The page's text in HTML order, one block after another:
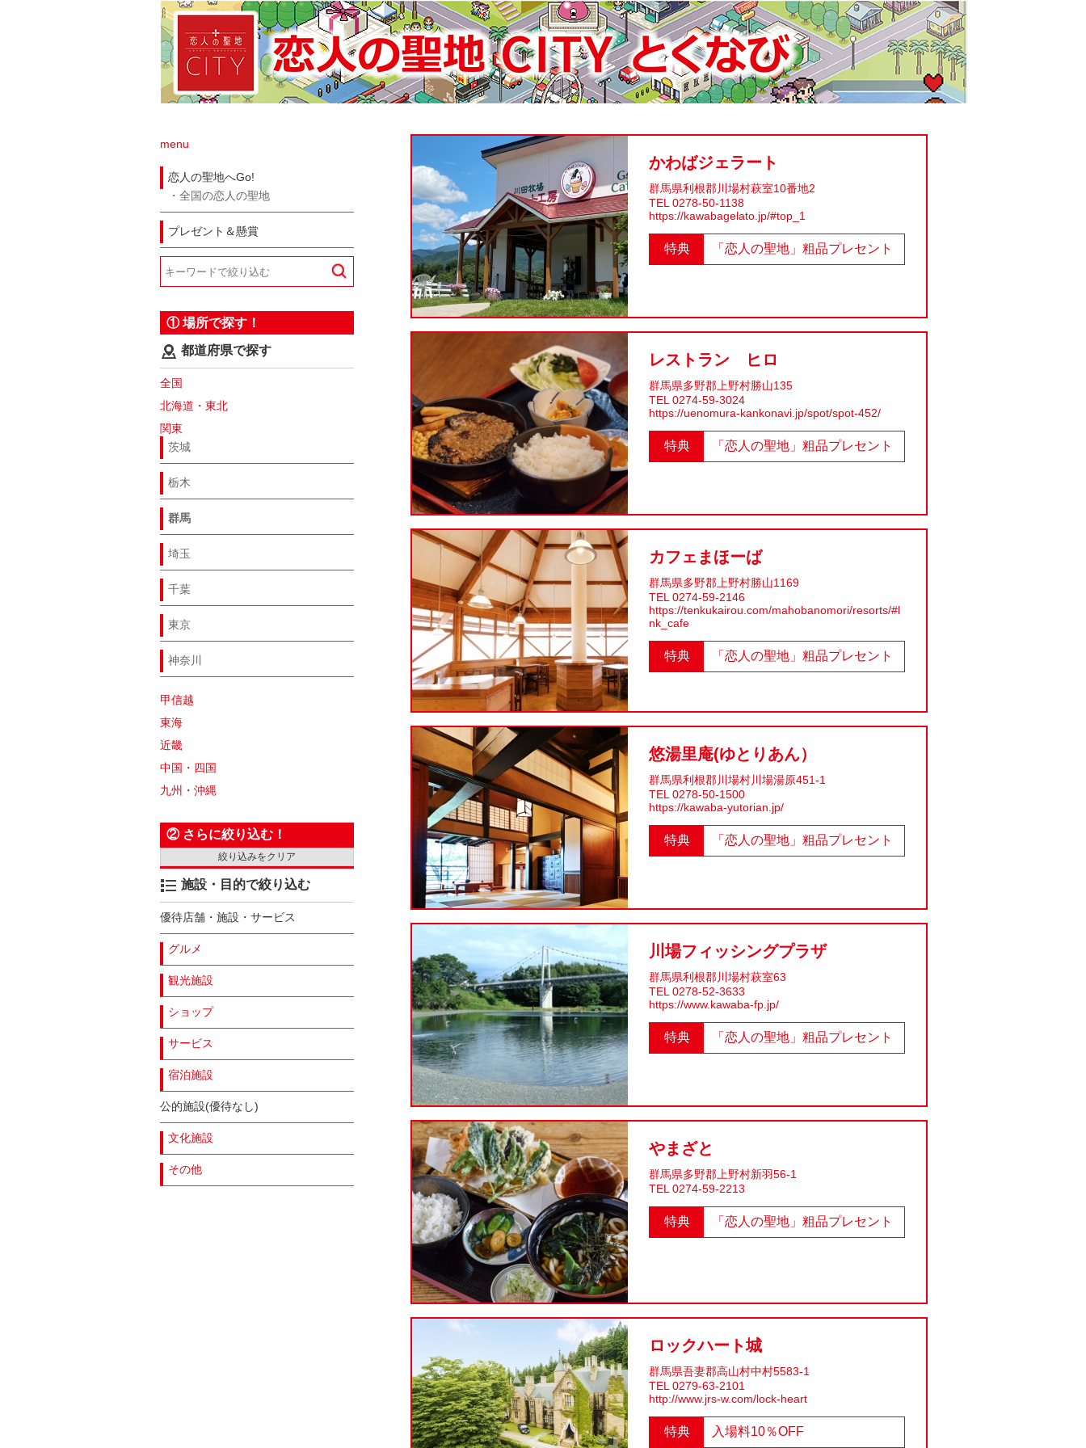
menu
恋人の聖地へGo!
全国の恋人の聖地
プレゼント＆懸賞
① 場所で探す！
都道府県で探す
全国
北海道・東北
関東
茨城
栃木
群馬
埼玉
千葉
東京
神奈川
甲信越
東海
近畿
中国・四国
九州・沖縄
② さらに絞り込む！
絞り込みをクリア
施設・目的で絞り込む
優待店舗・施設・サービス
グルメ
観光施設
ショップ
サービス
宿泊施設
公的施設(優待なし)
文化施設
その他
かわばジェラート
群馬県利根郡川場村萩室10番地2
TEL 0278-50-1138
https://kawabagelato.jp/#top_1
特典 「恋人の聖地」粗品プレセント
レストラン ヒロ
群馬県多野郡上野村勝山135
TEL 0274-59-3024
https://uenomura-kankonavi.jp/spot/spot-452/
特典 「恋人の聖地」粗品プレセント
カフェまほーば
群馬県多野郡上野村勝山1169
TEL 0274-59-2146
https://tenkukairou.com/mahobanomori/resorts/#l
nk_cafe
特典 「恋人の聖地」粗品プレセント
悠湯里庵(ゆとりあん）
群馬県利根郡川場村川場湯原451-1
TEL 0278-50-1500
https://kawaba-yutorian.jp/
特典 「恋人の聖地」粗品プレセント
川場フィッシングプラザ
群馬県利根郡川場村萩室63
TEL 0278-52-3633
https://www.kawaba-fp.jp/
特典 「恋人の聖地」粗品プレセント
やまざと
群馬県多野郡上野村新羽56-1
TEL 0274-59-2213
特典 「恋人の聖地」粗品プレセント
ロックハート城
群馬県吾妻郡高山村中村5583-1
TEL 0279-63-2101
http://www.jrs-w.com/lock-heart
特典 入場料10％OFF